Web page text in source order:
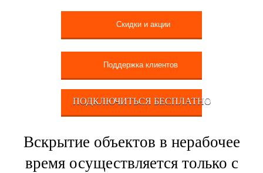
ПОДКЛЮЧИТЬСЯ БЕСПЛАТНО
Скидки и акции
Поддержка клиентов
Вскрытие объектов в нерабочее
время осуществляется только с